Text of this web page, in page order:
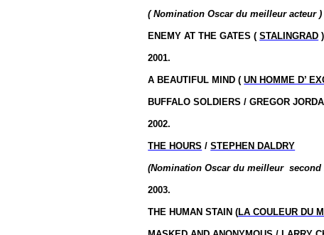
( Nomination Oscar du meilleur acteur )
ENEMY AT THE GATES (STALINGRAD
2001.
A BEAUTIFUL MIND (UN HOMME D’
BUFFALO SOLDIERS / GREGOR
2002.
THE HOURS /STEPHEN DALDRY
(Nomination Oscar du meilleur second
2003.
THE HUMAN STAIN (LA COULEUR DU